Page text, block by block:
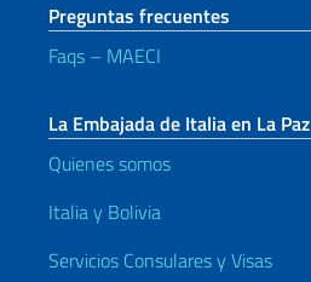
Preguntas frecuentes
Faqs – MAECI
La Embajada de Italia en La Paz
Quienes somos
Italia y Bolivia
Servicios Consulares y Visas